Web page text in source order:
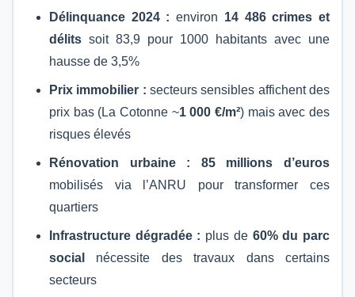
Délinquance 2024 : environ 14 486 crimes et
délits soit 83,9 pour 1000 habitants avec une
hausse de 3,5%
Prix immobilier : secteurs sensibles affichent des
prix bas (La Cotonne ~1 000 €/m²) mais avec des
risques élevés
Rénovation urbaine :
85 millions d’euros
mobilisés via l’ANRU pour transformer ces
quartiers
Infrastructure dégradée : plus de 60% du parc
social
nécessite des travaux dans certains
secteurs